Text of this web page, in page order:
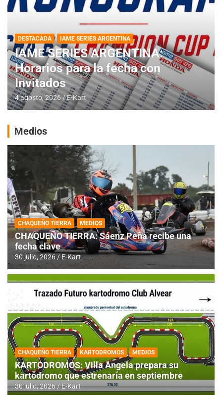
DESTACADA IAME SERIES ARGENTINA
IAME SERIES ARGENTINA:
Horarios para la fecha con
Invitados
4 agosto, 2026 E-Kart
Medios
CHAQUEÑO TIERRA MEDIOS
CHAQUEÑO TIERRA: Sáenz Peña recibe una
fecha clave
30 julio, 2026 E-Kart
CHAQUEÑO TIERRA KARTODROMOS MEDIOS
KARTODROMOS: Villa Angela prepara su
kartódromo que estrenaría en septiembre
30 julio, 2026 E-Kart